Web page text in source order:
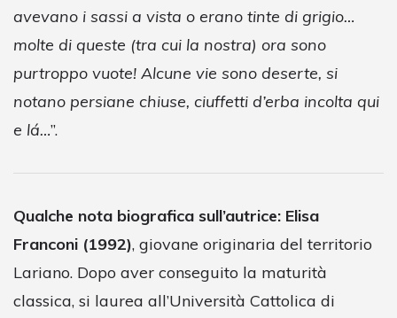
avevano i sassi a vista o erano tinte di grigio…
molte di queste (tra cui la nostra) ora sono
purtroppo vuote! Alcune vie sono deserte, si
notano persiane chiuse, ciuffetti d’erba incolta qui
e lá…”.
Qualche nota biografica sull’autrice: Elisa
Franconi (1992), giovane originaria del territorio
Lariano. Dopo aver conseguito la maturità
classica, si laurea all’Università Cattolica di